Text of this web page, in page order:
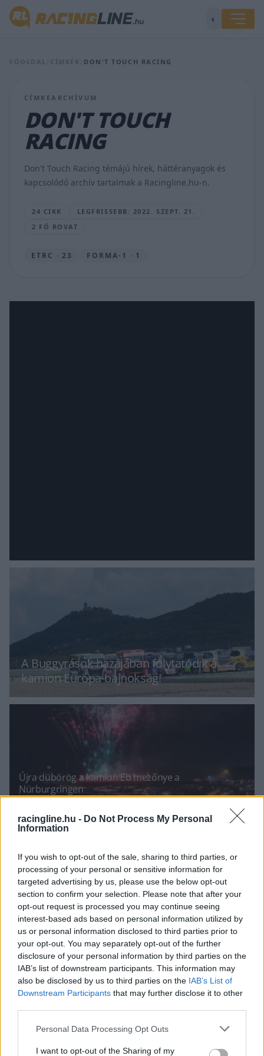
racingline.hu - Do Not Process My Personal
Information
If you wish to opt-out of the sale, sharing to third parties, or
processing of your personal or sensitive information for
targeted advertising by us, please use the below opt-out
section to confirm your selection. Please note that after your
opt-out request is processed you may continue seeing
interest-based ads based on personal information utilized by
us or personal information disclosed to third parties prior to
your opt-out. You may separately opt-out of the further
disclosure of your personal information by third parties on the
IAB’s list of downstream participants. This information may
also be disclosed by us to third parties on the IAB’s List of
Downstream Participants that may further disclose it to other
Please note that this website/app uses one or more Google
not limited to your visit or usage behaviour. You may click to
Personal Data Processing Opt Outs
I want to opt-out of the Sharing of my
◐
FŐOLDAL CÍMKÉK DON'T TOUCH RACING
CÍMKEARCHÍVUM
DON'T TOUCH
RACING
Don't Touch Racing témájú hírek, háttéranyagok és
kapcsolódó archív tartalmak a Racingline.hu-n.
24 CIKK
LEGFRISSEBB: 2022. SZEPT. 21.
2 FŐ ROVAT
ETRC · 23 FORMA-1 · 1
Kiss
Norbertnek
meccslabdája
Le
Mansban
2022.
A Buggyrások hazájában folytatódik a
kamion Európa-bajnokság!
Újra dübörög a kamion Eb mezőnye a
Nürburgringen
A Slovakia Ring a kamion Eb következő
versenyhelyszíne